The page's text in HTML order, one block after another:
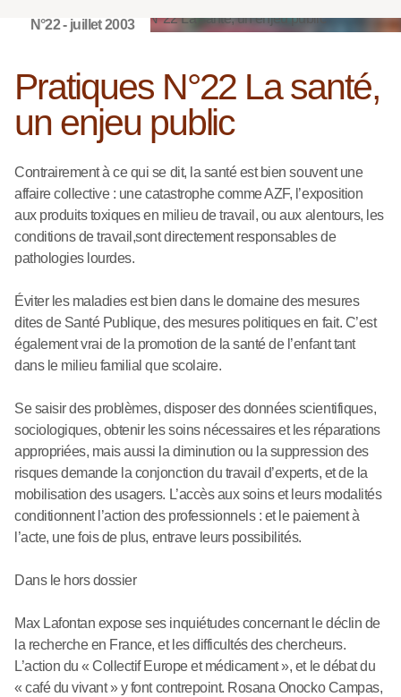
N°22 - juillet 2003
Pratiques N°22 La santé,
un enjeu public
Contrairement à ce qui se dit, la santé est bien souvent une
affaire collective : une catastrophe comme AZF, l’exposition
aux produits toxiques en milieu de travail, ou aux alentours, les
conditions de travail,sont directement responsables de
pathologies lourdes.
Éviter les maladies est bien dans le domaine des mesures
dites de Santé Publique, des mesures politiques en fait. C’est
également vrai de la promotion de la santé de l’enfant tant
dans le milieu familial que scolaire.
Se saisir des problèmes, disposer des données scientifiques,
sociologiques, obtenir les soins nécessaires et les réparations
appropriées, mais aussi la diminution ou la suppression des
risques demande la conjonction du travail d’experts, et de la
mobilisation des usagers. L’accès aux soins et leurs modalités
conditionnent l’action des professionnels : et le paiement à
l’acte, une fois de plus, entrave leurs possibilités.
Dans le hors dossier
Max Lafontan expose ses inquiétudes concernant le déclin de
la recherche en France, et les difficultés des chercheurs.
L’action du « Collectif Europe et médicament », et le débat du
« café du vivant » y font contrepoint. Rosana Onocko Campas,